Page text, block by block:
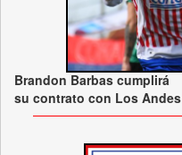
Brandon Barbas cumplirá
su contrato con Los Andes